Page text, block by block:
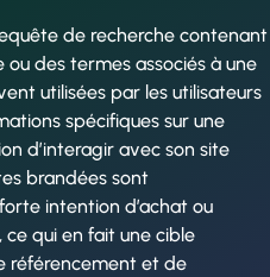
de recherche contenant
ou des termes associés à une
utilisées par les utilisateurs
spécifiques sur une
d’interagir avec son site
brandées sont
intention d’achat ou
qui en fait une cible
référencement et de